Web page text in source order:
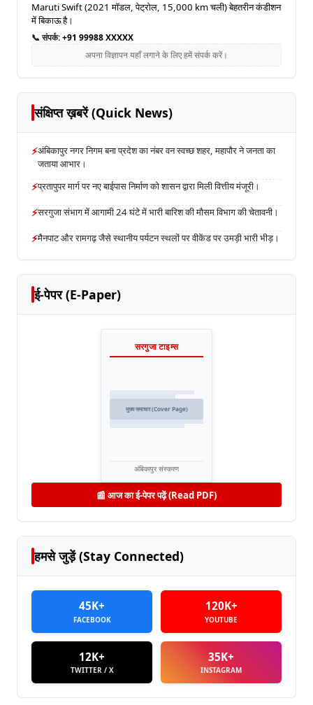
Maruti Swift (2021 मॉडल, पेट्रोल, 15,000 km चली) बेहतरीन कंडीशन
में बिकाऊ है।
📞 संपर्क:+91 99988 XXXXX
अपना विज्ञापन यहाँ लगाने के लिए हमें संपर्क करें।
संक्षिप्त ख़बरें (Quick News)
⚡अंबिकापुर नगर निगम बना प्रदेश का नंबर वन स्वच्छ शहर, महापौर ने जनता का
जताया आभार।
⚡प्रतापुपर मार्ग पर नए बाईपास निर्माण को शासन द्वारा मिली वित्तीय मंजूरी।
⚡सरगुजा संभाग में आगामी 24 घंटे में भारी बारिश की मौसम विभाग की चेतावनी।
⚡मैनपाट और रामगढ़ जैसे स्थानीय पर्यटन स्थलों पर वीकेंड पर उमड़ी भारी भीड़।
ई-पेपर (E-Paper)
सरगुजा टाइम्स
मुख्य समाचार (Cover Page)
अंबिकापुर संस्करण
📰 आज का ई-पेपर पढ़ें (Read PDF)
हमसे जुड़ें (Stay Connected)
45K+
FACEBOOK
120K+
YOUTUBE
12K+
TWITTER / X
35K+
INSTAGRAM